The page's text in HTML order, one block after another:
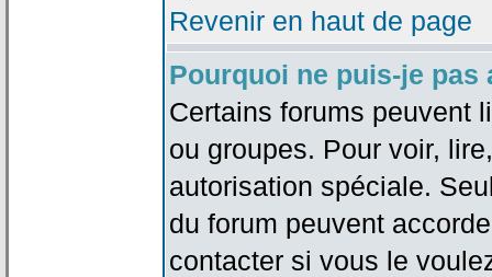
Revenir en haut de page
Pourquoi ne puis-je pas
Certains forums peuvent
ou groupes. Pour voir,
autorisation spéciale.
du forum peuvent
contacter si vous le